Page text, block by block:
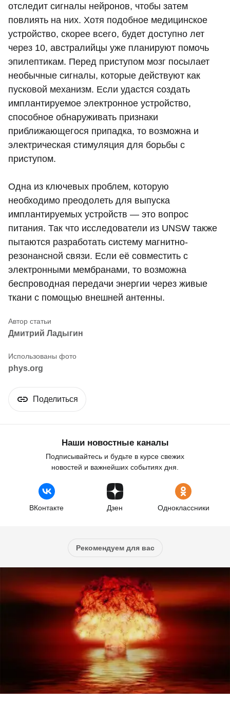
отследит сигналы нейронов, чтобы затем
повлиять на них. Хотя подобное медицинское
устройство, скорее всего, будет доступно лет
через 10, австралийцы уже планируют помочь
эпилептикам. Перед приступом мозг посылает
необычные сигналы, которые действуют как
пусковой механизм. Если удастся создать
имплантируемое электронное устройство,
способное обнаруживать признаки
приближающегося припадка, то возможна и
электрическая стимуляция для борьбы с
приступом.
Одна из ключевых проблем, которую
необходимо преодолеть для выпуска
имплантируемых устройств — это вопрос
питания. Так что исследователи из UNSW также
пытаются разработать систему магнитно-
резонансной связи. Если её совместить с
электронными мембранами, то возможна
беспроводная передачи энергии через живые
ткани с помощью внешней антенны.
Дмитрий Ладыгин
phys.org
Поделиться
Наши новостные каналы
Подписывайтесь и будьте в курсе свежих
новостей и важнейших событиях дня.
ВКонтакте Дзен Одноклассники
Рекомендуем для вас